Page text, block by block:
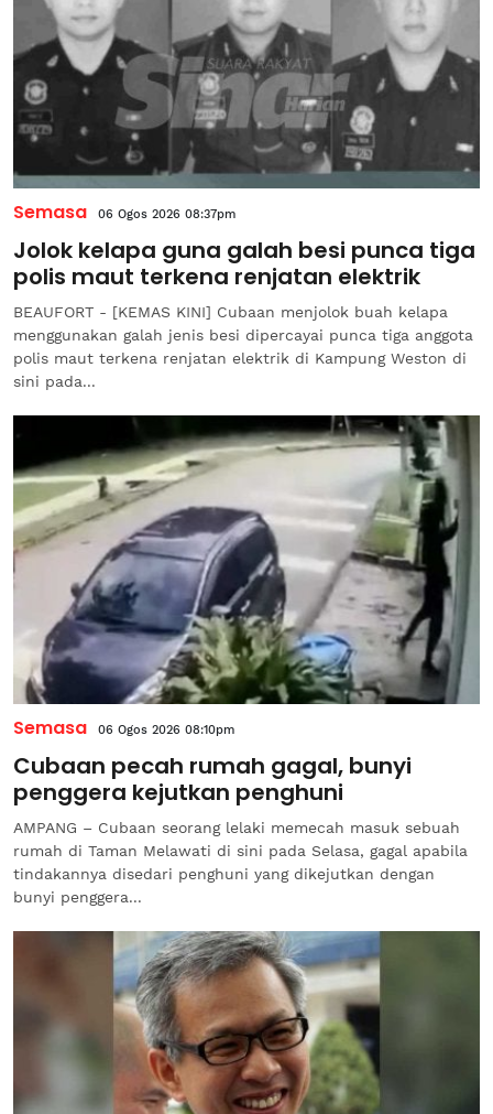
Semasa 06 Ogos 2026 08:37pm
Jolok kelapa guna galah besi punca tiga
polis maut terkena renjatan elektrik
BEAUFORT - [KEMAS KINI] Cubaan menjolok buah kelapa
menggunakan galah jenis besi dipercayai punca tiga anggota
polis maut terkena renjatan elektrik di Kampung Weston di
sini pada...
Semasa 06 Ogos 2026 08:10pm
Cubaan pecah rumah gagal, bunyi
penggera kejutkan penghuni
AMPANG – Cubaan seorang lelaki memecah masuk sebuah
rumah di Taman Melawati di sini pada Selasa, gagal apabila
tindakannya disedari penghuni yang dikejutkan dengan
bunyi penggera...